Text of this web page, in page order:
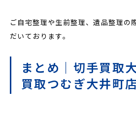
ご自宅整理や生前整理、遺品整理の
だいております。
まとめ｜切手買取
買取つむぎ大井町